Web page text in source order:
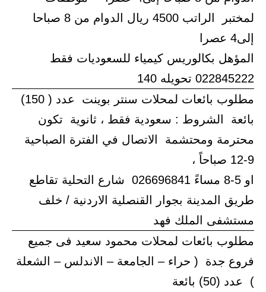
لمختبر الراتب 4500 ريال الدوام من 8 صباحا
إلى4 عصرا
المؤهل بكالوريس كيمياء للسعوديات فقط
022845222 تحويله 140
مطلوب بائعات لمحلات سنتر بوينت عدد ( 150)
بائعة الشروط : سعودية فقط ، ثانوية تكون
محترمة ومحتشمة الاتصال في الفترة الصباحية
9-12 صباحاً ،
او 5-8 مساءً 026696841 شارع التحلية تقاطع
طريق المدينة بجوار القنصلية الاردنية / خلف
مستشفى الملك فهد
مطلوب بائعات لمحلات محمود سعيد فى جميع
فروع جدة ( حراء – الجامعة – الاندلس – الشعلة
) عدد (50) بائعة